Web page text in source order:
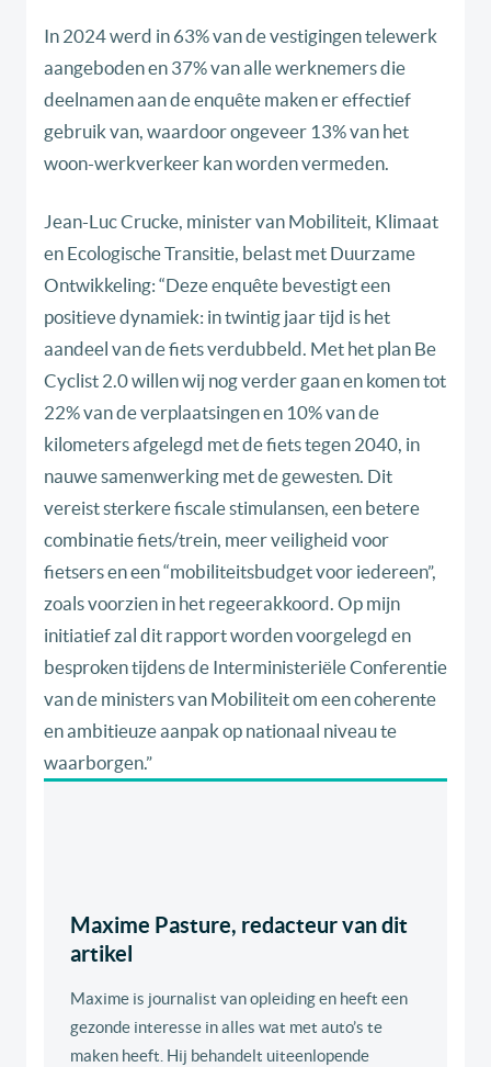
In 2024 werd in 63% van de vestigingen telewerk
aangeboden en 37% van alle werknemers die
deelnamen aan de enquête maken er effectief
gebruik van, waardoor ongeveer 13% van het
woon-werkverkeer kan worden vermeden.
Jean-Luc Crucke, minister van Mobiliteit, Klimaat
en Ecologische Transitie, belast met Duurzame
Ontwikkeling: “Deze enquête bevestigt een
positieve dynamiek: in twintig jaar tijd is het
aandeel van de fiets verdubbeld. Met het plan Be
Cyclist 2.0 willen wij nog verder gaan en komen tot
22% van de verplaatsingen en 10% van de
kilometers afgelegd met de fiets tegen 2040, in
nauwe samenwerking met de gewesten. Dit
vereist sterkere fiscale stimulansen, een betere
combinatie fiets/trein, meer veiligheid voor
fietsers en een “mobiliteitsbudget voor iedereen”,
zoals voorzien in het regeerakkoord. Op mijn
initiatief zal dit rapport worden voorgelegd en
besproken tijdens de Interministeriële Conferentie
van de ministers van Mobiliteit om een coherente
en ambitieuze aanpak op nationaal niveau te
waarborgen.”
Maxime Pasture, redacteur van dit
artikel
Maxime is journalist van opleiding en heeft een
gezonde interesse in alles wat met auto’s te
maken heeft. Hij behandelt uiteenlopende